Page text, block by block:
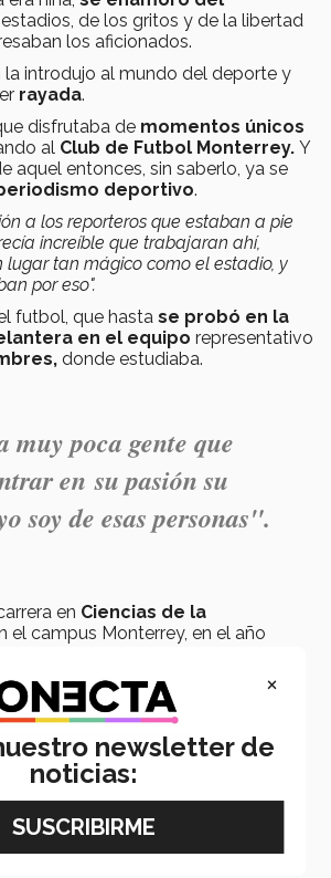
de los gritos y de la libertad
los aficionados.
la introdujo al mundo del deporte y
rayada.
disfrutaba de momentos únicos
al Club de Futbol Monterrey. Y
aquel entonces, sin saberlo, ya se
deportivo.
a los reporteros que estaban a pie
increíble que trabajaran ahí,
lugar tan mágico como el estadio, y
por eso".
futbol, que hasta se probó en la
en el equipo representativo
donde estudiaba.
muy poca gente que
en su pasión su
soy de esas personas".
en Ciencias de la
el campus Monterrey, en el año
que
uno para el otro.
mucho la materia de
porque era muy buena exponiendo, de
me dijeron quehablaba con
uncastingpara estar en un programa
pero que se iba a transmitir
Ella dirigía una
×
newsletter de
noticias: